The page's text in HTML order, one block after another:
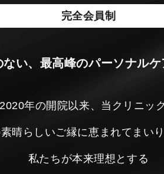
完全会員制
い、最高峰のパーソナル
2020年の開院以来、当クリニッ
晴らしいご縁に恵まれてまい
私たちが本来理想とする